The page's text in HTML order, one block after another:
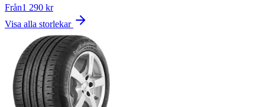
Från1 290 kr
Visa alla storlekar